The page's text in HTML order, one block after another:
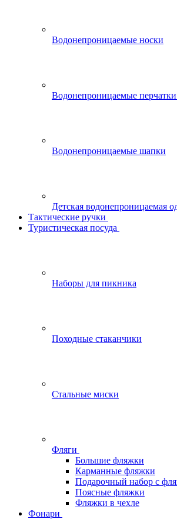
Водонепроницаемые носки
Водонепроницаемые
Водонепроницаемые шапки
Детская водонепроницаемая
Тактические ручки
Туристическая посуда
Наборы для пикника
Походные стаканчики
Стальные миски
Фляги
Большие фляжки
Карманные фляжки
Подарочный набор с
Поясные фляжки
Фляжки в чехле
Фонари